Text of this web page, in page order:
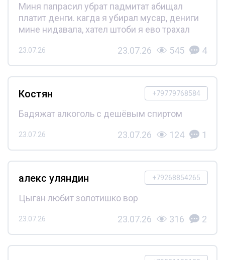
Миня папрасил убрат падмитат абищал
платит денги. кагда я убирал мусар, дениги
мине нидавала, хател штоби я ево трахал
23.07.26 23.07.26 545 4
+79779768584
Костян
Бадяжат алкоголь с дешёвым спиртом
23.07.26 23.07.26 124 1
+79268854265
алекс уляндин
Цыган любит золотишко вор
23.07.26 23.07.26 316 2